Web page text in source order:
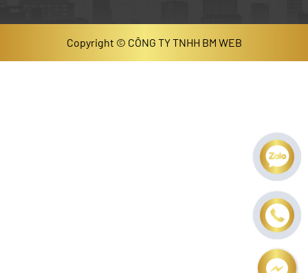
Copyright © CÔNG TY TNHH BM WEB